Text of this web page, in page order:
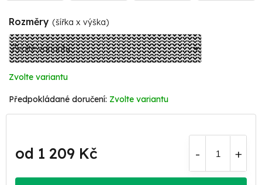
Rozměry (šířka x výška)
Zvolte variantu
Zvolte variantu
od 1 209 Kč
cena: